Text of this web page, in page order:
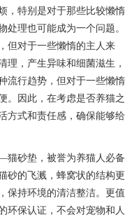
，特别是对于那些比较懒惰
处理也可能成为一个问题。
但对于一些懒惰的主人来
理，产生异味和细菌滋生，
流行趋势，但对于一些懒惰
。因此，在考虑是否养猫之
方式和责任感，确保能够给
砂垫，被誉为养猫人必备
砂的飞溅，蜂窝状的结构更
保持环境的清洁整洁。更值
环保认证，不会对宠物和人